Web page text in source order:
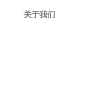
关于我们